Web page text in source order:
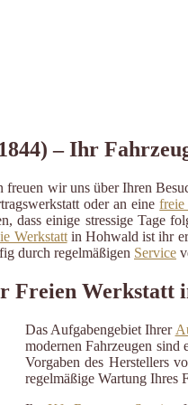
– Ihr
wir uns über Ihren
oder an einefreie
dass einige stressige Tage
Werkstattin Hohwald ist ihr
durch regelmäßigen Service
Freien Werkstatt
Das Aufgabengebiet Ihrer
modernen Fahrzeugen
Vorgaben des Herstellers
regelmäßige Wartung Ihres